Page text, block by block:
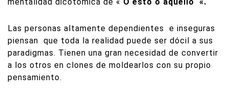
mentalidad dicotómica de « O esto o aquello «.
Las personas altamente dependientes
e inseguras
piensan que toda la realidad puede ser dócil a sus
paradigmas. Tienen una gran necesidad de convertir
a los otros en clones de moldearlos con su propio
pensamiento.